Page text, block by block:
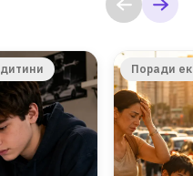
Поради